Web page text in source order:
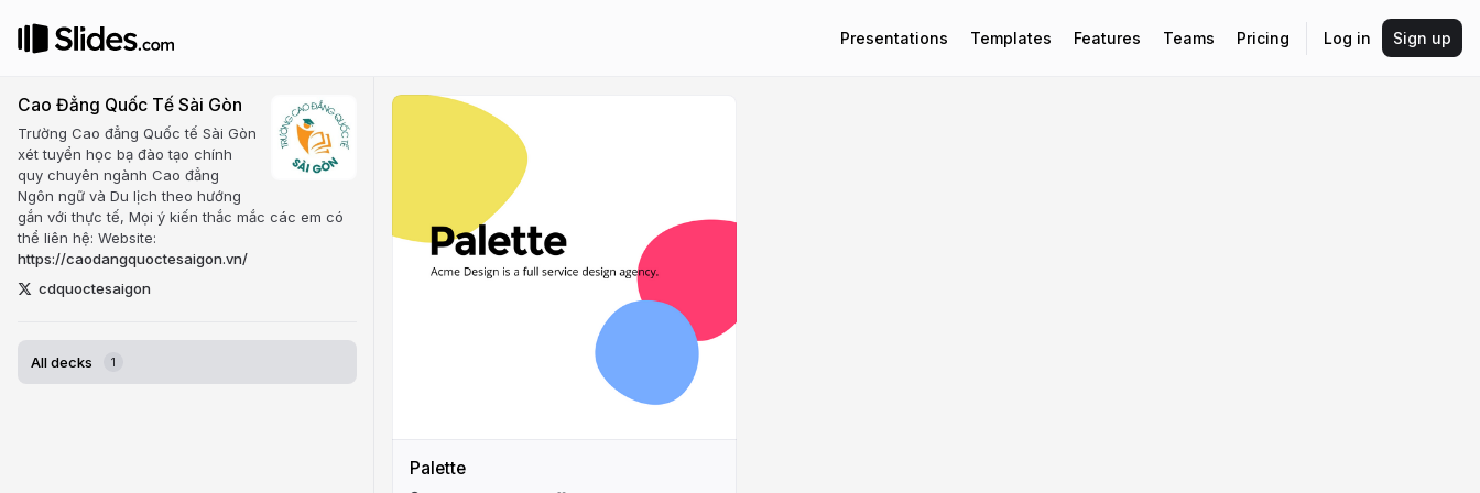
Presentations Templates Features Teams Pricing Log in Sign up
Cao Đẳng Quốc Tế Sài Gòn
​Trường Cao đẳng Quốc tế Sài Gòn
xét tuyển học bạ đào tạo chính
quy chuyên ngành Cao đẳng
Ngôn ngữ và Du lịch theo hướng
gắn với thực tế, Mọi ý kiến thắc mắc các em có
thể liên hệ: Website:
https://caodangquoctesaigon.vn/
cdquoctesaigon
All decks 1
Palette